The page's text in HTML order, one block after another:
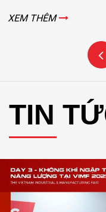
XEM THÊM
TIN